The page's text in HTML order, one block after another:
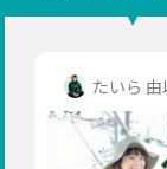
地域からさが
東京
神奈川
新潟 富山
長野
岐阜
たいら